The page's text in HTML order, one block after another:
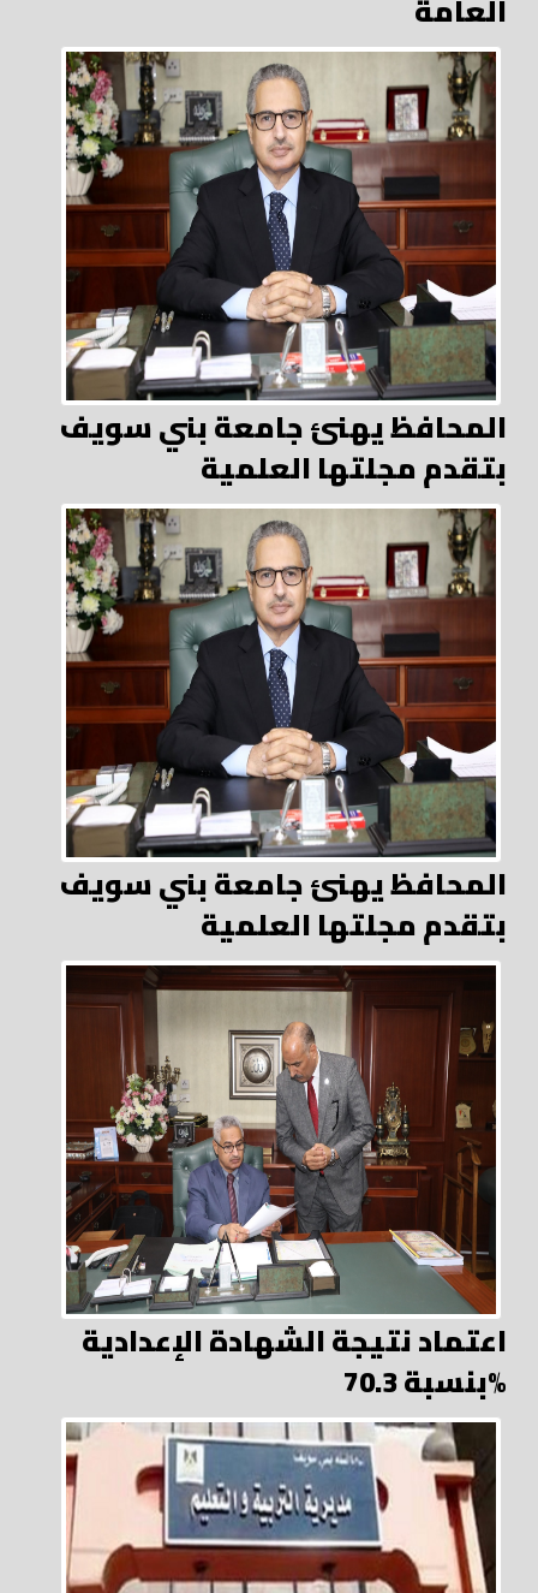
العامة
المحافظ يهنئ جامعة بني سويف
بتقدم مجلتها العلمية
المحافظ يهنئ جامعة بني سويف
بتقدم مجلتها العلمية
اعتماد نتيجة الشهادة الإعدادية
بنسبة 70.3%